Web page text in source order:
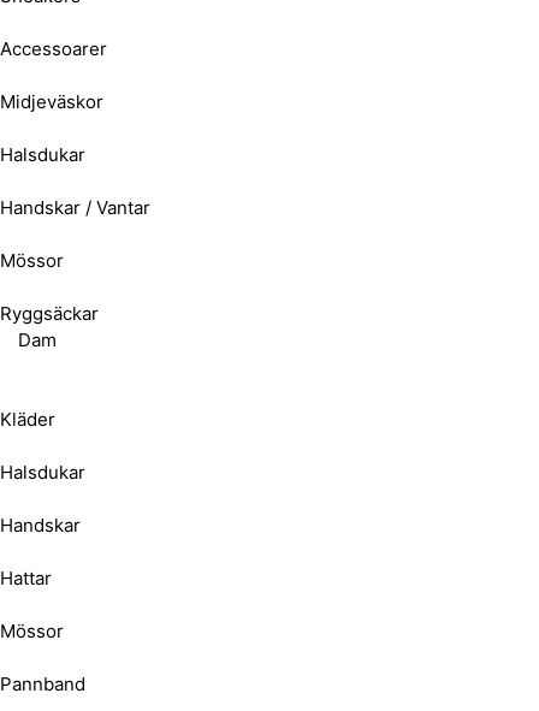
Accessoarer
Midjeväskor
Halsdukar
Handskar / Vantar
Mössor
Ryggsäckar
Dam
Kläder
Halsdukar
Handskar
Hattar
Mössor
Pannband